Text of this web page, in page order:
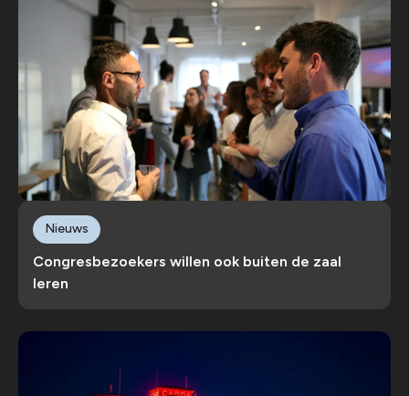
Congresbezoekers willen ook buiten de zaal
leren
Nieuws